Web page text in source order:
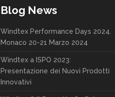
Blog News
Windtex Performance Days 2024.
Monaco 20-21 Marzo 2024
Windtex a ISPO 2023:
Presentazione dei Nuovi Prodotti
Innovativi